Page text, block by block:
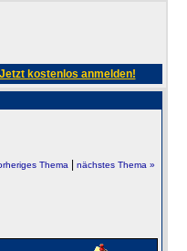
Jetzt kostenlos anmelden!
Thema| nächstes Thema »